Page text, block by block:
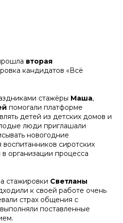
вторая
кандидатов «Всё
стажёры Маша,
помогали платформе
детей из детских домов и
люди приглашали
новогодние
сиротских
организации процесса
стажировки Светланы
к своей работе очень
страх общения с
поставленные